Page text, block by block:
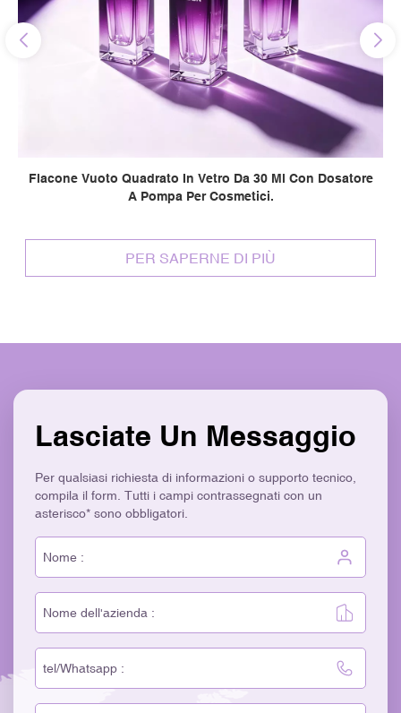
Flacone Vuoto Quadrato In Vetro Da 30 Ml Con Dosatore
A Pompa Per Cosmetici.
PER SAPERNE DI PIÙ
Lasciate Un Messaggio
Per qualsiasi richiesta di informazioni o supporto tecnico,
compila il form. Tutti i campi contrassegnati con un
asterisco* sono obbligatori.